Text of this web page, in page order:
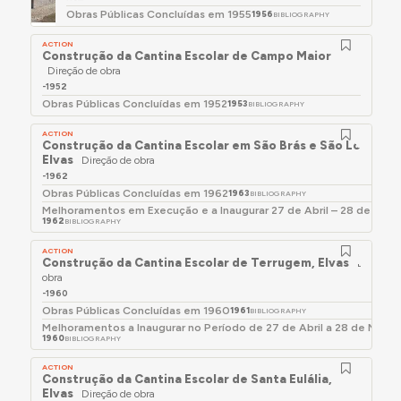
terá um especial apreço e preocupação por
questões associadas ao património edificado desta
cidade-museu.
(...)
Os seus trabalhos multiplicam-se por todo a região
do Alto Alentejo, surgindo alguns, poucos, no
Algarve, na Beira Interior e Ribatejo."
in Rocha, Marco Miguel -O Espólio da Família
David. Relatório de estágio no âmbito do Mestrado
em Gestão e Valorização do Património Histórico e
Cultural, ramo Património Artístico e História da
Arte, Universidade de Évora, Évora, 2018, p. 56
Responsável pela direcção de obra dos
estabelecimentos escolares nos distritos de Évora,
Beja, Setúbal e Faro (informação aferida a partir
das publicações de Obras Públicas Concluídas do
MOP [1950-1962])
Em Junho de 1976 e Janeiro de 1979 era director da
Obras Públicas Concluídas em 19551956 BIBLIOGRAPHY
ACTION
Construção da Cantina Escolar de Campo Maior
Direção de obra
-1952
Obras Públicas Concluídas em 19521953 BIBLIOGRAPHY
ACTION
Construção da Cantina Escolar em São Brás e São
Elvas
Direção de obra
-1962
Obras Públicas Concluídas em 19621963 BIBLIOGRAPHY
Melhoramentos em Execução e a Inaugurar 27 de Abril – 28 de Maio
1962 BIBLIOGRAPHY
ACTION
Construção da Cantina Escolar de Terrugem, Elvas
Direção
obra
-1960
Obras Públicas Concluídas em 19601961BIBLIOGRAPHY
Melhoramentos a Inaugurar no Período de 27 de Abril a 28 de Maio
1960BIBLIOGRAPHY
ACTION
Construção da Cantina Escolar de Santa Eulália,
Elvas
Direção de obra